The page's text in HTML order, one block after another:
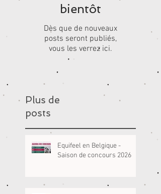
bientôt
Dès que de nouveaux
posts seront publiés,
vous les verrez ici.
Plus de
posts
Equifeel en Belgique -
Saison de concours 2026